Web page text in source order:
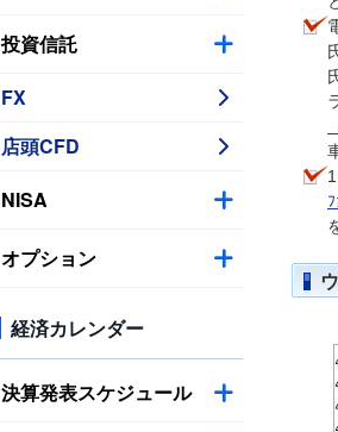
投資信託
FX
店頭CFD
NISA
オプション
経済カレンダー
決算発表スケジュール